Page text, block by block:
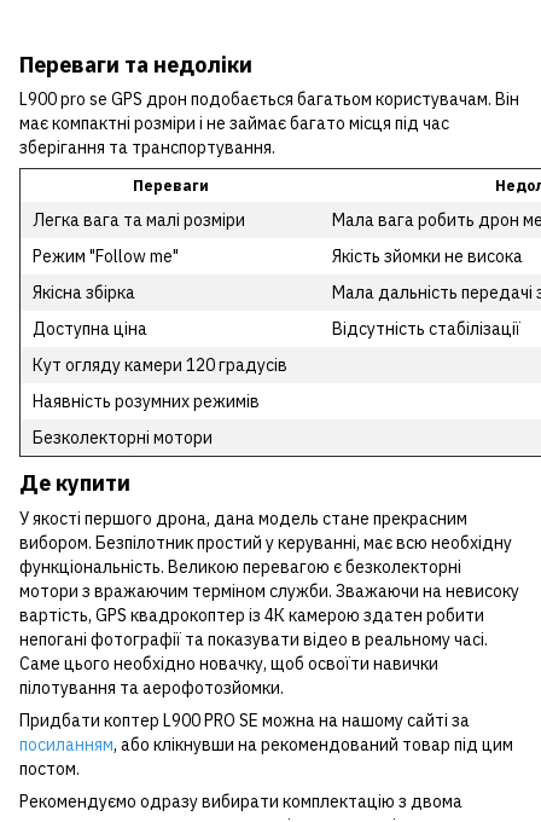
Переваги та недоліки
L900 pro se GPS дрон подобається багатьом користувачам. Він
має компактні розміри і не займає багато місця під час
зберігання та транспортування.
Переваги
Легка вага та малі розміри
Мала вага робить дрон
Режим "Follow me"
Якість зйомки не висока
Якісна збірка
Мала дальність
Доступна ціна
Відсутність стабілізації
Кут огляду камери 120 градусів
Наявність розумних режимів
Безколекторні мотори
Де купити
У якості першого дрона, дана модель стане прекрасним
вибором. Безпілотник простий у керуванні, має всю необхідну
функціональність. Великою перевагою є безколекторні
мотори з вражаючим терміном служби. Зважаючи на невисоку
вартість, GPS квадрокоптер із 4К камерою здатен робити
непогані фотографії та показувати відео в реальному часі.
Саме цього необхідно новачку, щоб освоїти навички
пілотування та аерофотозйомки.
Придбати коптер L900 PRO SE можна на нашому сайті за
посиланням, або клікнувши на рекомендований товар під цим
постом.
Рекомендуємо одразу вибирати комплектацію з двома